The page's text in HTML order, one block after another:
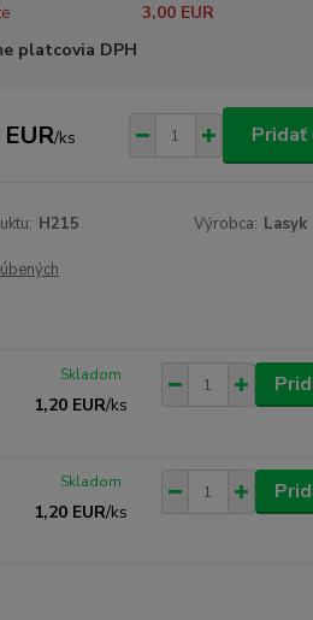
3,00 EUR
platcovia DPH
/ks Pridať
H215 Výrobca: Lasyk
1,20 EUR/ks
Skladom
1,20 EUR/ks
Skladom